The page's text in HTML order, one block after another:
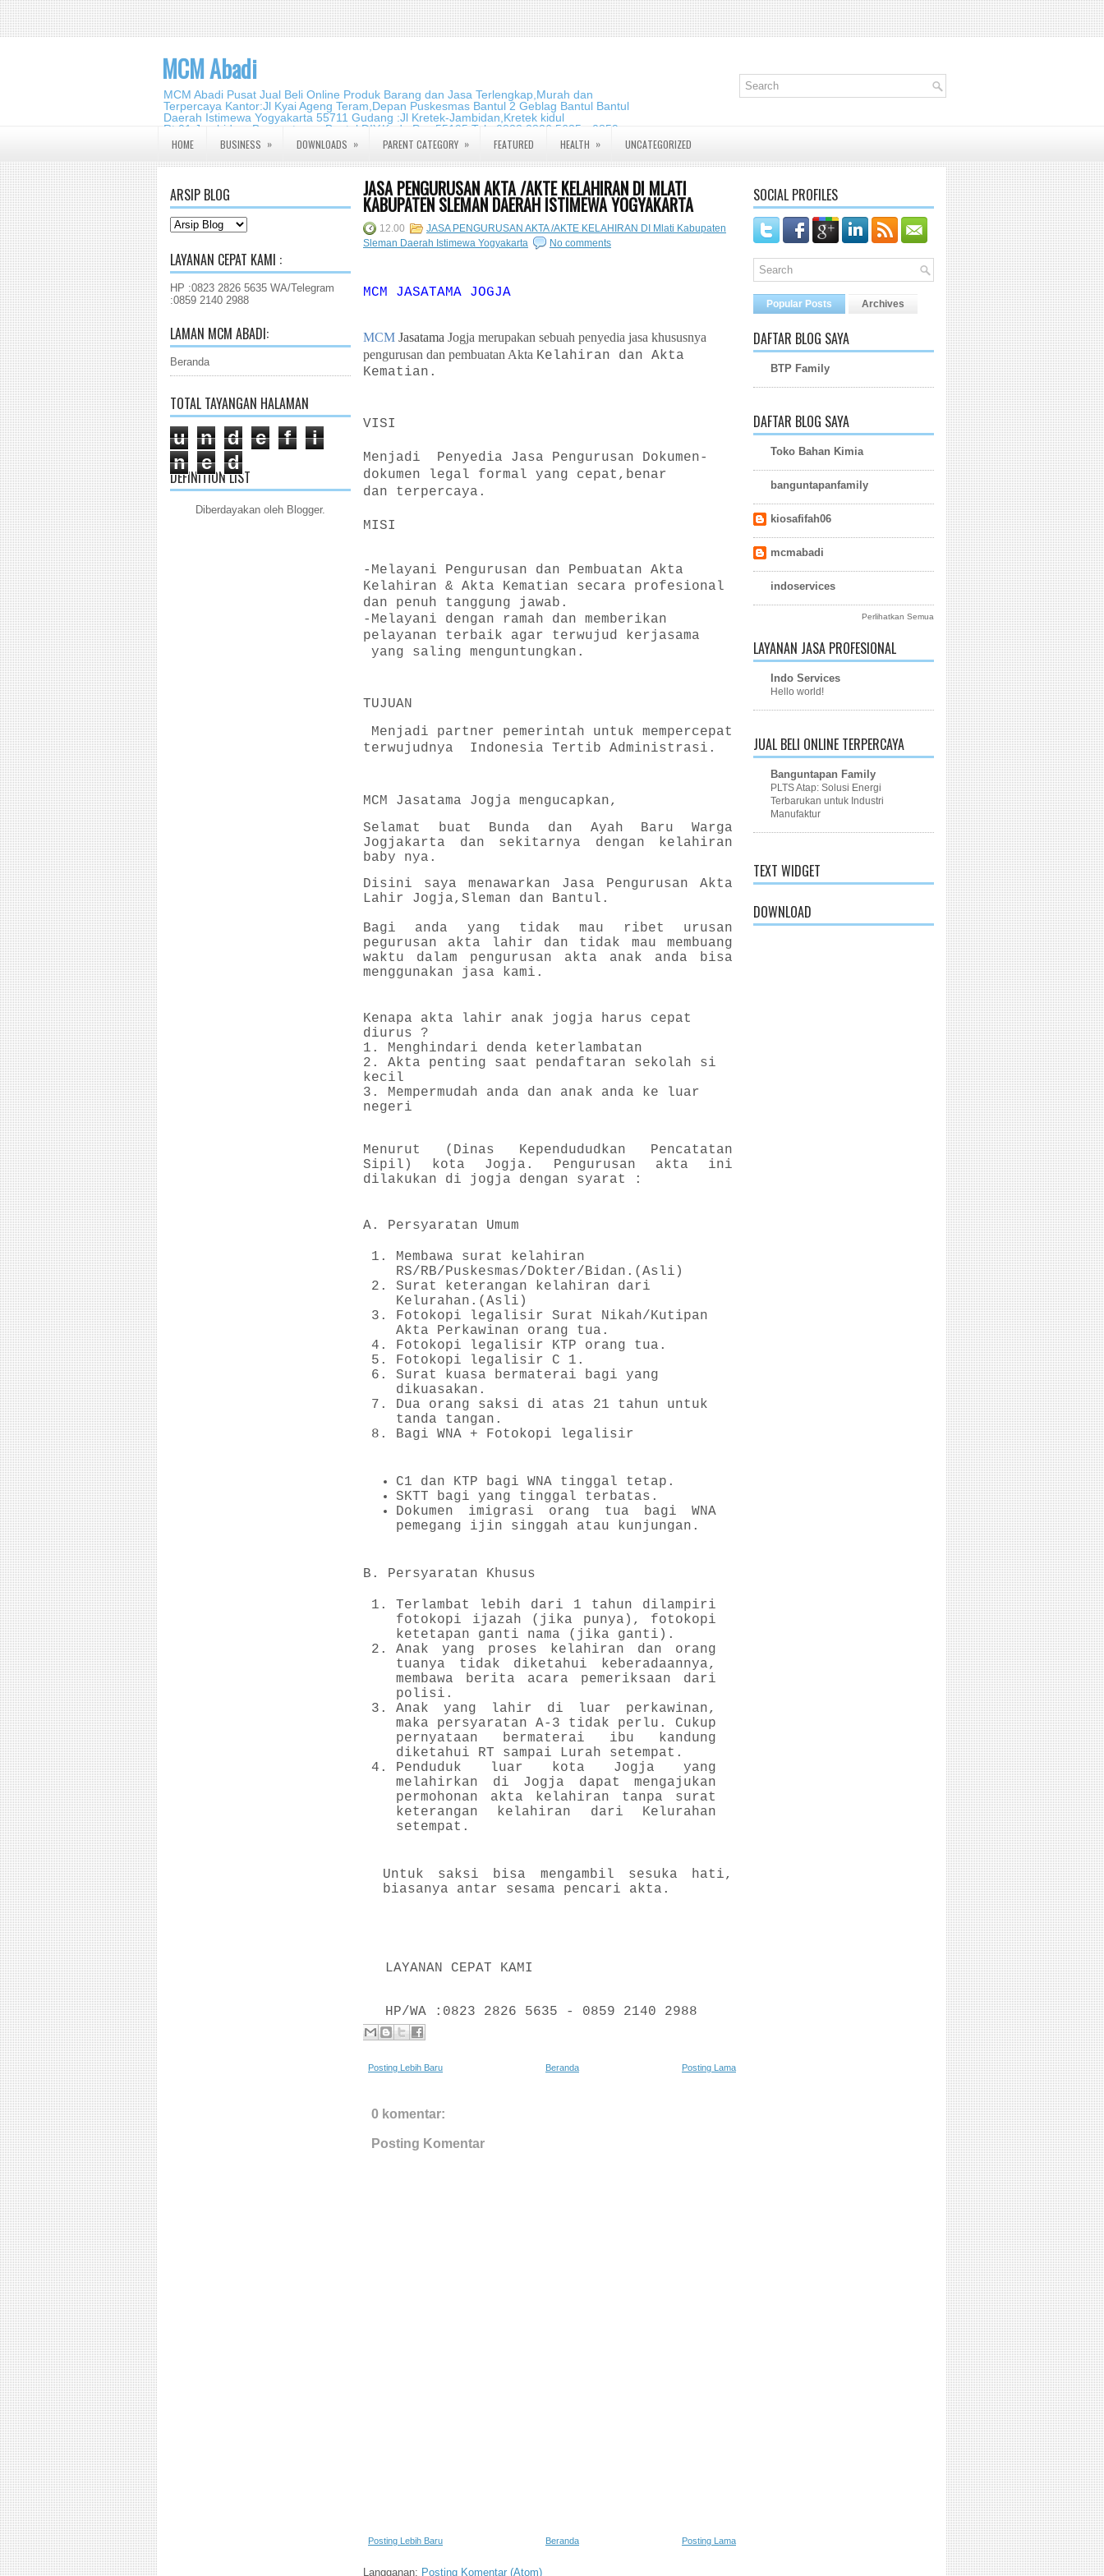
MCM Abadi
MCM Abadi Pusat Jual Beli Online Produk Barang dan Jasa Terlengkap,Murah dan
Terpercaya Kantor:Jl Kyai Ageng Teram,Depan Puskesmas Bantul 2 Geblag Bantul Bantul
Daerah Istimewa Yogyakarta 55711 Gudang :Jl Kretek-Jambidan,Kretek kidul
Rt.01,Jambidan, Banguntapan,Bantul,DIY.Kode Pos:55195 Telp:0823 2826 5635 - 0859
2140 2988
HOME BUSINESS » DOWNLOADS » PARENT CATEGORY » FEATURED HEALTH » UNCATEGORIZED
ARSIP BLOG
LAYANAN CEPAT KAMI :
HP :0823 2826 5635 WA/Telegram
:0859 2140 2988
LAMAN MCM ABADI:
Beranda
TOTAL TAYANGAN HALAMAN
u n d e f
i
n
e d
DEFINITION LIST
Diberdayakan oleh Blogger.
JASA PENGURUSAN AKTA /AKTE KELAHIRAN DI MLATI
KABUPATEN SLEMAN DAERAH ISTIMEWA YOGYAKARTA
12.00
JASA PENGURUSAN AKTA /AKTE KELAHIRAN DI Mlati Kabupaten
Sleman Daerah Istimewa Yogyakarta
No comments
MCM JASATAMA JOGJA
MCM Jasatama Jogja merupakan sebuah penyedia jasa khususnya
pengurusan dan pembuatan Akta Kelahiran dan Akta
Kematian.
VISI
Menjadi Penyedia Jasa Pengurusan Dokumen-
dokumen legal formal yang cepat,benar
dan terpercaya.
MISI
-Melayani Pengurusan dan Pembuatan Akta
Kelahiran & Akta Kematian secara profesional
dan penuh tanggung jawab.
-Melayani dengan ramah dan memberikan
pelayanan terbaik agar terwujud kerjasama
yang saling menguntungkan.
TUJUAN
Menjadi partner pemerintah untuk mempercepat
terwujudnya Indonesia Tertib Administrasi.
MCM Jasatama Jogja mengucapkan,
Selamat buat Bunda dan Ayah Baru Warga
Jogjakarta dan sekitarnya dengan kelahiran
baby nya.
Disini saya menawarkan Jasa Pengurusan Akta
Lahir Jogja,Sleman dan Bantul.
Bagi anda yang tidak mau ribet urusan
pegurusan akta lahir dan tidak mau membuang
waktu dalam pengurusan akta anak anda bisa
menggunakan jasa kami.
Kenapa akta lahir anak jogja harus cepat
diurus ?
1. Menghindari denda keterlambatan
2. Akta penting saat pendaftaran sekolah si
kecil
3. Mempermudah anda dan anak anda ke luar
negeri
Menurut (Dinas Kependududkan Pencatatan
Sipil) kota Jogja. Pengurusan akta ini
dilakukan di jogja dengan syarat :
A. Persyaratan Umum
Membawa surat kelahiran
RS/RB/Puskesmas/Dokter/Bidan.(Asli)
Surat keterangan kelahiran dari
Kelurahan.(Asli)
Fotokopi legalisir Surat Nikah/Kutipan
Akta Perkawinan orang tua.
Fotokopi legalisir KTP orang tua.
Fotokopi legalisir C 1.
Surat kuasa bermaterai bagi yang
dikuasakan.
Dua orang saksi di atas 21 tahun untuk
tanda tangan.
Bagi WNA + Fotokopi legalisir
C1 dan KTP bagi WNA tinggal tetap.
SKTT bagi yang tinggal terbatas.
Dokumen imigrasi orang tua bagi WNA
pemegang ijin singgah atau kunjungan.
B. Persyaratan Khusus
Terlambat lebih dari 1 tahun dilampiri
fotokopi ijazah (jika punya), fotokopi
ketetapan ganti nama (jika ganti).
Anak yang proses kelahiran dan orang
tuanya tidak diketahui keberadaannya,
membawa berita acara pemeriksaan dari
polisi.
Anak yang lahir di luar perkawinan,
maka persyaratan A-3 tidak perlu. Cukup
pernyataan bermaterai ibu kandung
diketahui RT sampai Lurah setempat.
Penduduk luar kota Jogja yang
melahirkan di Jogja dapat mengajukan
permohonan akta kelahiran tanpa surat
keterangan kelahiran dari Kelurahan
setempat.
Untuk saksi bisa mengambil sesuka hati,
biasanya antar sesama pencari akta.
LAYANAN CEPAT KAMI
HP/WA :0823 2826 5635 - 0859 2140 2988
Posting Lebih Baru Posting Lama
Beranda
0 komentar:
Posting Komentar
Posting Lebih Baru Posting Lama
Beranda
Langganan: Posting Komentar (Atom)
SOCIAL PROFILES
Popular Posts Archives
DAFTAR BLOG SAYA
BTP Family
DAFTAR BLOG SAYA
Toko Bahan Kimia
banguntapanfamily
kiosafifah06
mcmabadi
indoservices
Perlihatkan Semua
LAYANAN JASA PROFESIONAL
Indo Services
Hello world!
JUAL BELI ONLINE TERPERCAYA
Banguntapan Family
PLTS Atap: Solusi Energi
Terbarukan untuk Industri
Manufaktur
TEXT WIDGET
DOWNLOAD